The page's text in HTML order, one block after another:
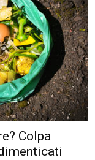
Colpa